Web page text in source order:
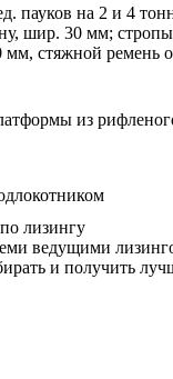
пауков на 2 и 4
шир. 30 мм;
стяжной ремень
из
лизингу
ведущими
и получить